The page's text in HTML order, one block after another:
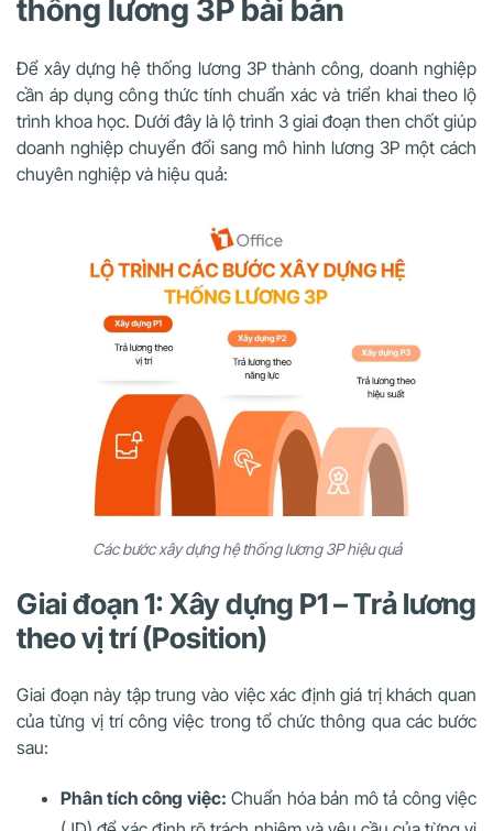
thống lương 3P bài bản
Để xây dựng hệ thống lương 3P thành công, doanh nghiệp
cần áp dụng công thức tính chuẩn xác và triển khai theo lộ
trình khoa học. Dưới đây là lộ trình 3 giai đoạn then chốt giúp
doanh nghiệp chuyển đổi sang mô hình lương 3P một cách
chuyên nghiệp và hiệu quả:
Các bước xây dựng hệ thống lương 3P hiệu quả
Giai đoạn 1: Xây dựng P1 – Trả lương
theo vị trí (Position)
Giai đoạn này tập trung vào việc xác định giá trị khách quan
của từng vị trí công việc trong tổ chức thông qua các bước
sau:
Phân tích công việc: Chuẩn hóa bản mô tả công việc